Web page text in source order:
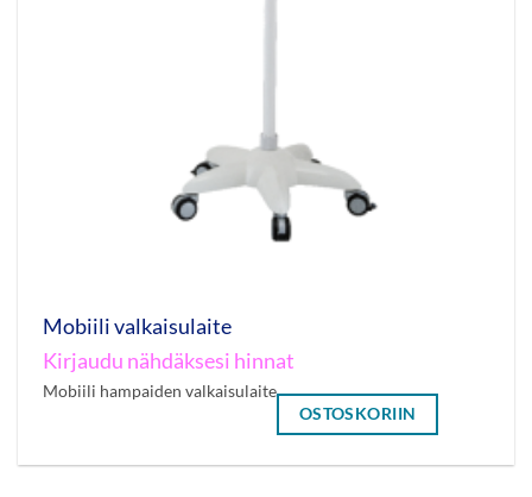
Mobiili valkaisulaite
Kirjaudu nähdäksesi hinnat
Mobiili hampaiden valkaisulaite
OSTOSKORIIN